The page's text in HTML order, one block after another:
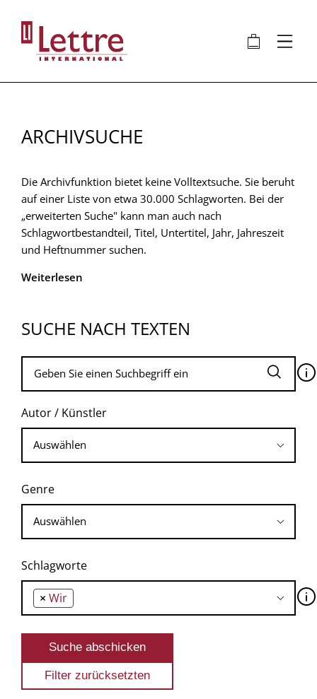
Inhalt
🛍 ⋮
ARCHIVSUCHE
Die Archivfunktion bietet keine Volltextsuche. Sie beruht
auf einer Liste von etwa 30.000 Schlagworten. Bei der
„erweiterten Suche" kann man auch nach
Schlagwortbestandteil, Titel, Untertitel, Jahr, Jahreszeit
und Heftnummer suchen.
Weiterlesen
SUCHE NACH TEXTEN
🛈
Autor / Künstler
Genre
Schlagworte
× Wir 🛈